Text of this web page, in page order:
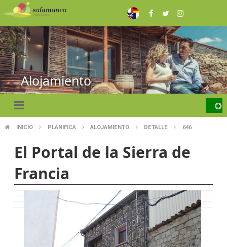
Skip
to
main
content
Alojamiento
INICIO PLANIFICA ALOJAMIENTO DETALLE 646
El Portal de la Sierra de
Francia